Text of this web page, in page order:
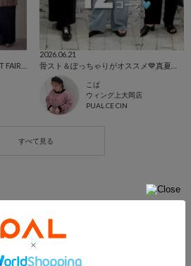
2026.06.21
こば
ウィング上大岡店
PUAL CE CIN
したパルクロPLAY